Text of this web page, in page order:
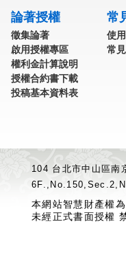
論著授權
徵集論著
啟用授權專區
權利金計算說明
授權合約書下載
投稿基本資料表
常
使
常
104 台北市中山區
本網站智慧財產權
未經正式書面授權